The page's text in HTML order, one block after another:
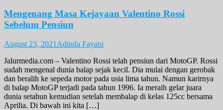
Mengenang Masa Kejayaan Valentino Rossi
Sebelum Pensiun
August 23, 2021 Adinda Fayani
Jalurmedia.com – Valentino Rossi telah pensiun dari MotoGP. Rossi
sudah mengenal dunia balap sejak kecil. Dia mulai dengan gerobak
dan beralih ke sepeda motor pada usia lima tahun. Namun karirnya
di balap MotoGP terjadi pada tahun 1996. Ia meraih gelar juara
dunia setahun kemudian setelah membalap di kelas 125cc bersama
Aprilia. Di bawah ini kita […]